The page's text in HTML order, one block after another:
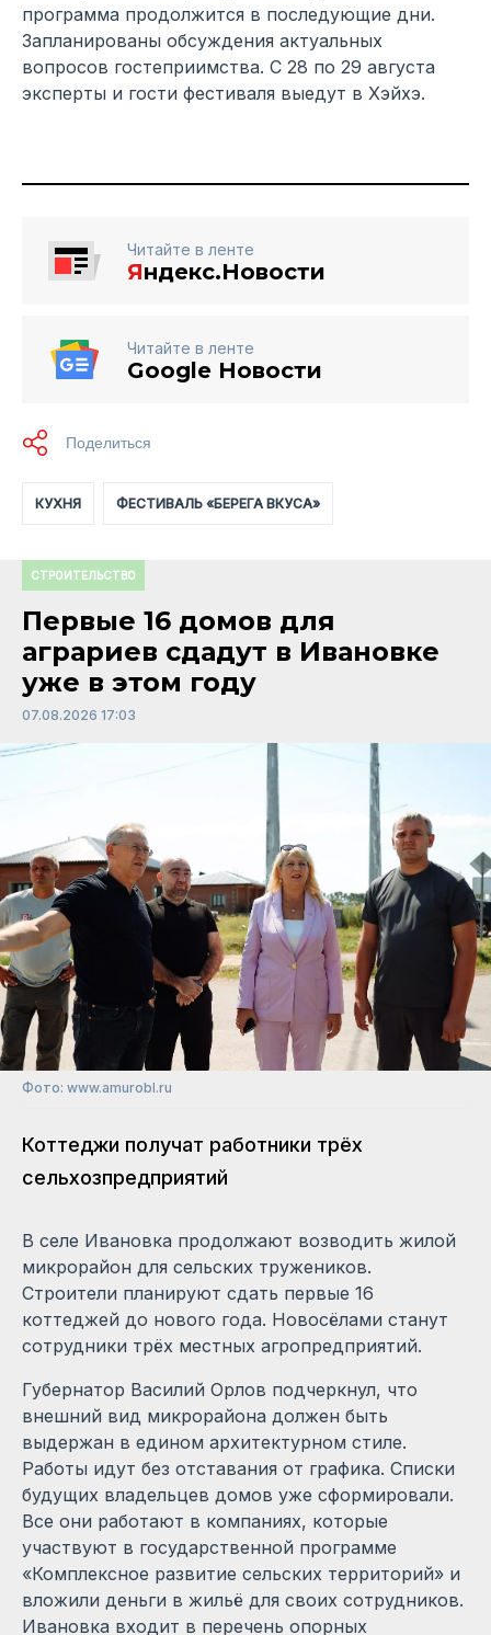
программа продолжится в последующие дни.
Запланированы обсуждения актуальных
вопросов гостеприимства. С 28 по 29 августа
эксперты и гости фестиваля выедут в Хэйхэ.
Читайте в ленте
Яндекс.Новости
Читайте в ленте
Google Новости
КУХНЯ ФЕСТИВАЛЬ «БЕРЕГА ВКУСА»
СТРОИТЕЛЬСТВО
Первые 16 домов для
аграриев сдадут в Ивановке
уже в этом году
07.08.2026 17:03
Фото: www.amurobl.ru
Коттеджи получат работники трёх
сельхозпредприятий
В селе Ивановка продолжают возводить жилой
микрорайон для сельских тружеников.
Строители планируют сдать первые 16
коттеджей до нового года. Новосёлами станут
сотрудники трёх местных агропредприятий.
Губернатор Василий Орлов подчеркнул, что
внешний вид микрорайона должен быть
выдержан в едином архитектурном стиле.
Работы идут без отставания от графика. Списки
будущих владельцев домов уже сформировали.
Все они работают в компаниях, которые
участвуют в государственной программе
«Комплексное развитие сельских территорий» и
вложили деньги в жильё для своих сотрудников.
Ивановка входит в перечень опорных